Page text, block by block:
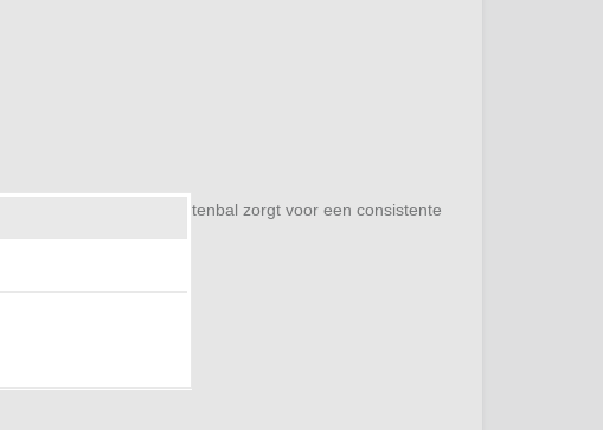
en een stevige buitenbal zorgt voor een consistente